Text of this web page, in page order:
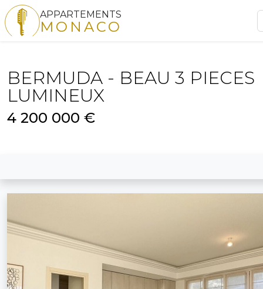
APPARTEMENTS
MONACO
BERMUDA - BEAU 3 PIECES
LUMINEUX
4 200 000 €